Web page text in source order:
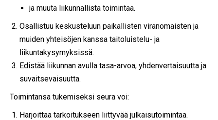
ja muuta liikunnallista toimintaa.
Osallistuu keskusteluun paikallisten viranomaisten ja
muiden yhteisöjen kanssa taitoluistelu- ja
liikuntakysymyksissä.
Edistää liikunnan avulla tasa-arvoa, yhdenvertaisuutta ja
suvaitsevaisuutta.
Toimintansa tukemiseksi seura voi:
Harjoittaa tarkoitukseen liittyvää julkaisutoimintaa.